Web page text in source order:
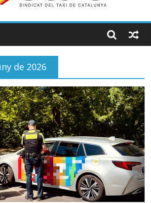
LIBRE 22.07.2026 en COOLTURA FM.
de 2026